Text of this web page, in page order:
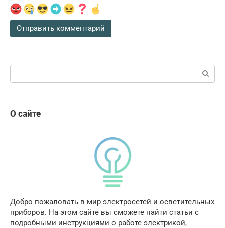
Поиск:
О сайте
Добро пожаловать в мир электросетей и осветительных
приборов. На этом сайте вы сможете найти статьи с
подробными инструкциями о работе электрикой,